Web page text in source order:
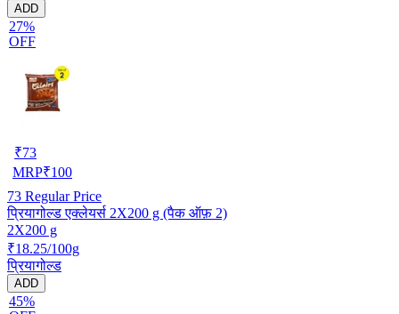
ADD
27%
OFF
₹73
MRP₹100
73 Regular Price
प्रियागोल्ड एक्लेयर्स 2X200 g (पैक ऑफ़ 2)
2X200 g
₹18.25/100g
प्रियागोल्ड
ADD
45%